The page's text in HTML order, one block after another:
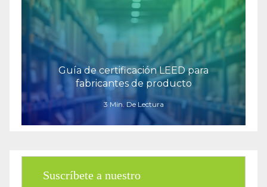
Guía de certificación LEED para
fabricantes de producto
3 Min. De Lectura
Suscríbete a nuestro